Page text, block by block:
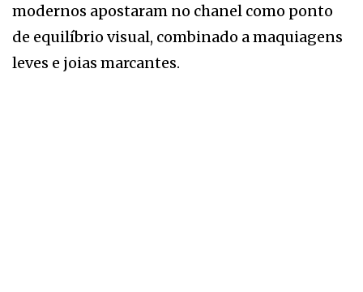
modernos apostaram no chanel como ponto
de equilíbrio visual, combinado a maquiagens
leves e joias marcantes.